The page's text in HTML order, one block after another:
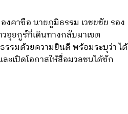
งคาซือ นายภูมิธรรม เวชยชัย รอง
อุยกูร์ที่เดินทางกลับมาเขต
รมด้วยความยินดี พร้อมระบุว่า ได้
เปิดโอกาสให้สื่อมวลชนได้ซัก